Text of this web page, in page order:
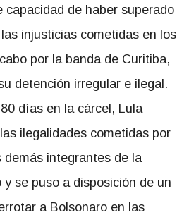
capacidad de haber superado
injusticias cometidas en los
por la banda de Curitiba,
detención irregular e ilegal.
días en la cárcel, Lula
ilegalidades cometidas por
demás integrantes de la
se puso a disposición de un
a Bolsonaro en las